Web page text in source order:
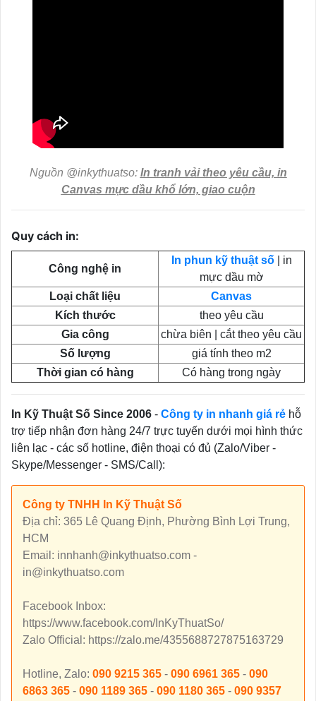
Nguồn @inkythuatso: In tranh vải theo yêu cầu, in
Canvas mực dầu khổ lớn, giao cuộn
Quy cách in:
Công nghệ in
In phun kỹ thuật số| in
mực dầu mờ
Loại chất liệu
Canvas
Kích thước
theo yêu cầu
Gia công
chừa biên | cắt theo yêu cầu
Số lượng
giá tính theo m2
Thời gian có hàng
Có hàng trong ngày
In Kỹ Thuật Số Since 2006 - Công ty in nhanh giá rẻ hỗ
trợ tiếp nhận đơn hàng 24/7 trực tuyến dưới mọi hình thức
liên lạc - các số hotline, điện thoại có đủ (Zalo/Viber -
Skype/Messenger - SMS/Call):
Công ty TNHH In Kỹ Thuật Số
Địa chỉ: 365 Lê Quang Định, Phường Bình Lợi Trung,
HCM
Email: innhanh@inkythuatso.com -
in@inkythuatso.com
Facebook Inbox:
https://www.facebook.com/InKyThuatSo/
Zalo Official: https://zalo.me/4355688727875163729
Hotline, Zalo: 090 9215 365 - 090 6961 365 - 090
6863 365 - 090 1189 365 - 090 1180 365 - 090 9357